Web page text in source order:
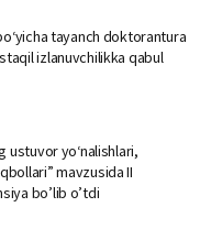
tayanch doktorantura
izlanuvchilikka qabul
ustuvor yo‘nalishlari,
mavzusida II
bo’lib o’tdi